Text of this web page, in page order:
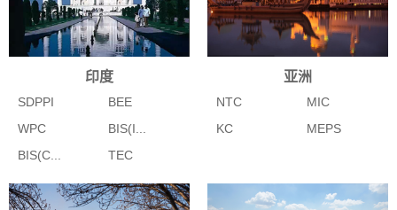
印度
SDPPI
BEE
WPC
BIS(I...
BIS(C...
TEC
亚洲
NTC
MIC
KC
MEPS